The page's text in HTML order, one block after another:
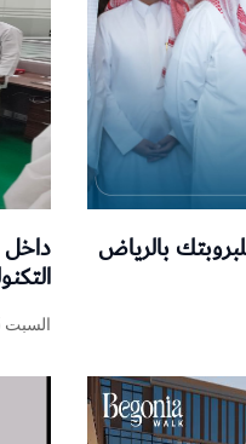
بالرياض
السبت 25 ,أكتوبر ,2025